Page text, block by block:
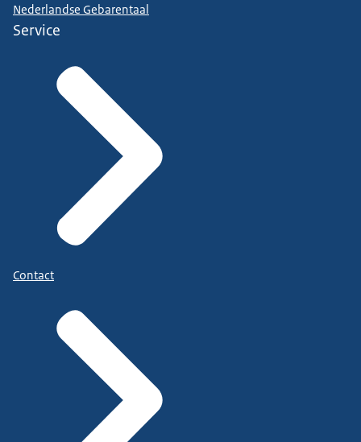
Nederlandse Gebarentaal
Service
Contact